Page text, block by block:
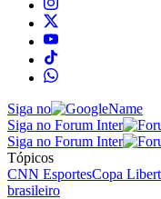
Siga no
Siga no Forum Inter
Siga no Forum Inter
Tópicos
CNN EsportesCopa
brasileiro